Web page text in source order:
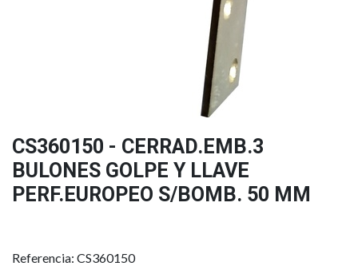
CS360150 - CERRAD.EMB.3
BULONES GOLPE Y LLAVE
PERF.EUROPEO S/BOMB. 50 MM
Referencia: CS360150